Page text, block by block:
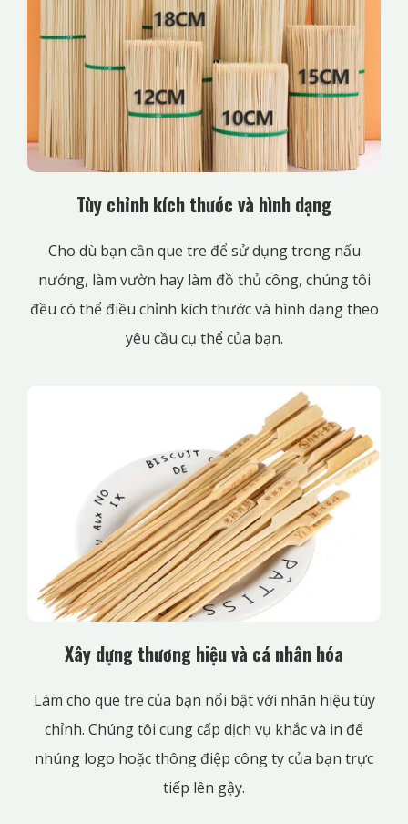
Tùy chỉnh kích thước và hình dạng
Cho dù bạn cần que tre để sử dụng trong nấu
nướng, làm vườn hay làm đồ thủ công, chúng tôi
đều có thể điều chỉnh kích thước và hình dạng theo
yêu cầu cụ thể của bạn.
Xây dựng thương hiệu và cá nhân hóa
Làm cho que tre của bạn nổi bật với nhãn hiệu tùy
chỉnh. Chúng tôi cung cấp dịch vụ khắc và in để
nhúng logo hoặc thông điệp công ty của bạn trực
tiếp lên gậy.